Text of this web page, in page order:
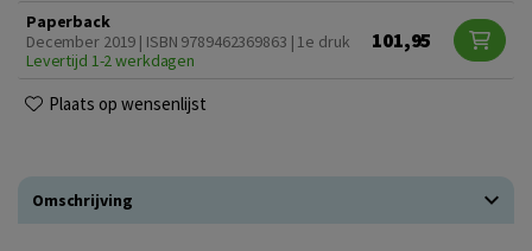
Paperback
December 2019 | ISBN 9789462369863 | 1e druk
Levertijd 1-2 werkdagen
101,95
Plaats op wensenlijst
Omschrijving